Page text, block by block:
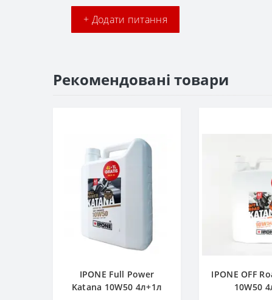
+ Додати питання
Рекомендовані товари
IPONE Full Power
Katana 10W50 4л+1л
IPONE OFF
10W50